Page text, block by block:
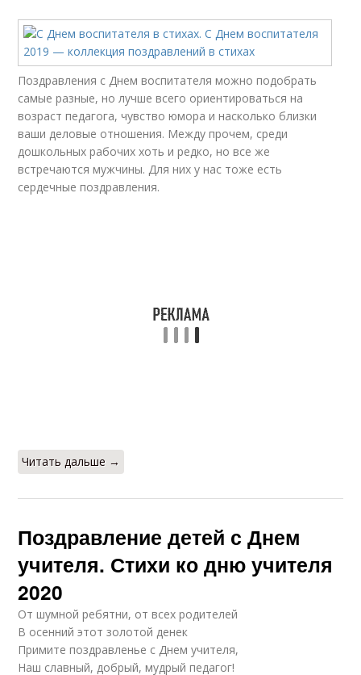
Поздравления с Днем воспитателя можно подобрать
самые разные, но лучше всего ориентироваться на
возраст педагога, чувство юмора и насколько близки
ваши деловые отношения. Между прочем, среди
дошкольных рабочих хоть и редко, но все же
встречаются мужчины. Для них у нас тоже есть
сердечные поздравления.
Читать дальше →
Поздравление детей с Днем
учителя. Стихи ко дню учителя
2020
От шумной ребятни, от всех родителей
В осенний этот золотой денек
Примите поздравленье с Днем учителя,
Наш славный, добрый, мудрый педагог!